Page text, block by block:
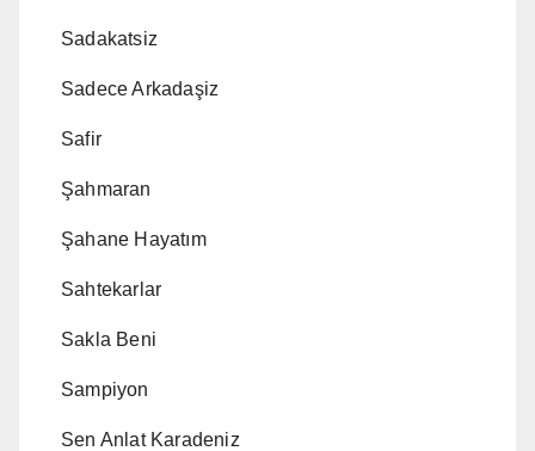
Sadakatsiz
Sadece Arkadaşiz
Safir
Şahmaran
Şahane Hayatım
Sahtekarlar
Sakla Beni
Sampiyon
Sen Anlat Karadeniz